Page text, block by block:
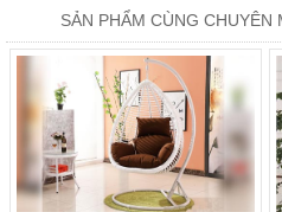
SẢN PHẨM CÙNG CHUYÊN